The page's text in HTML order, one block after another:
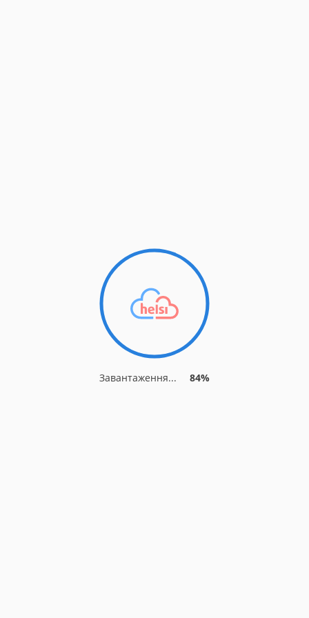
Завантаження... 87%